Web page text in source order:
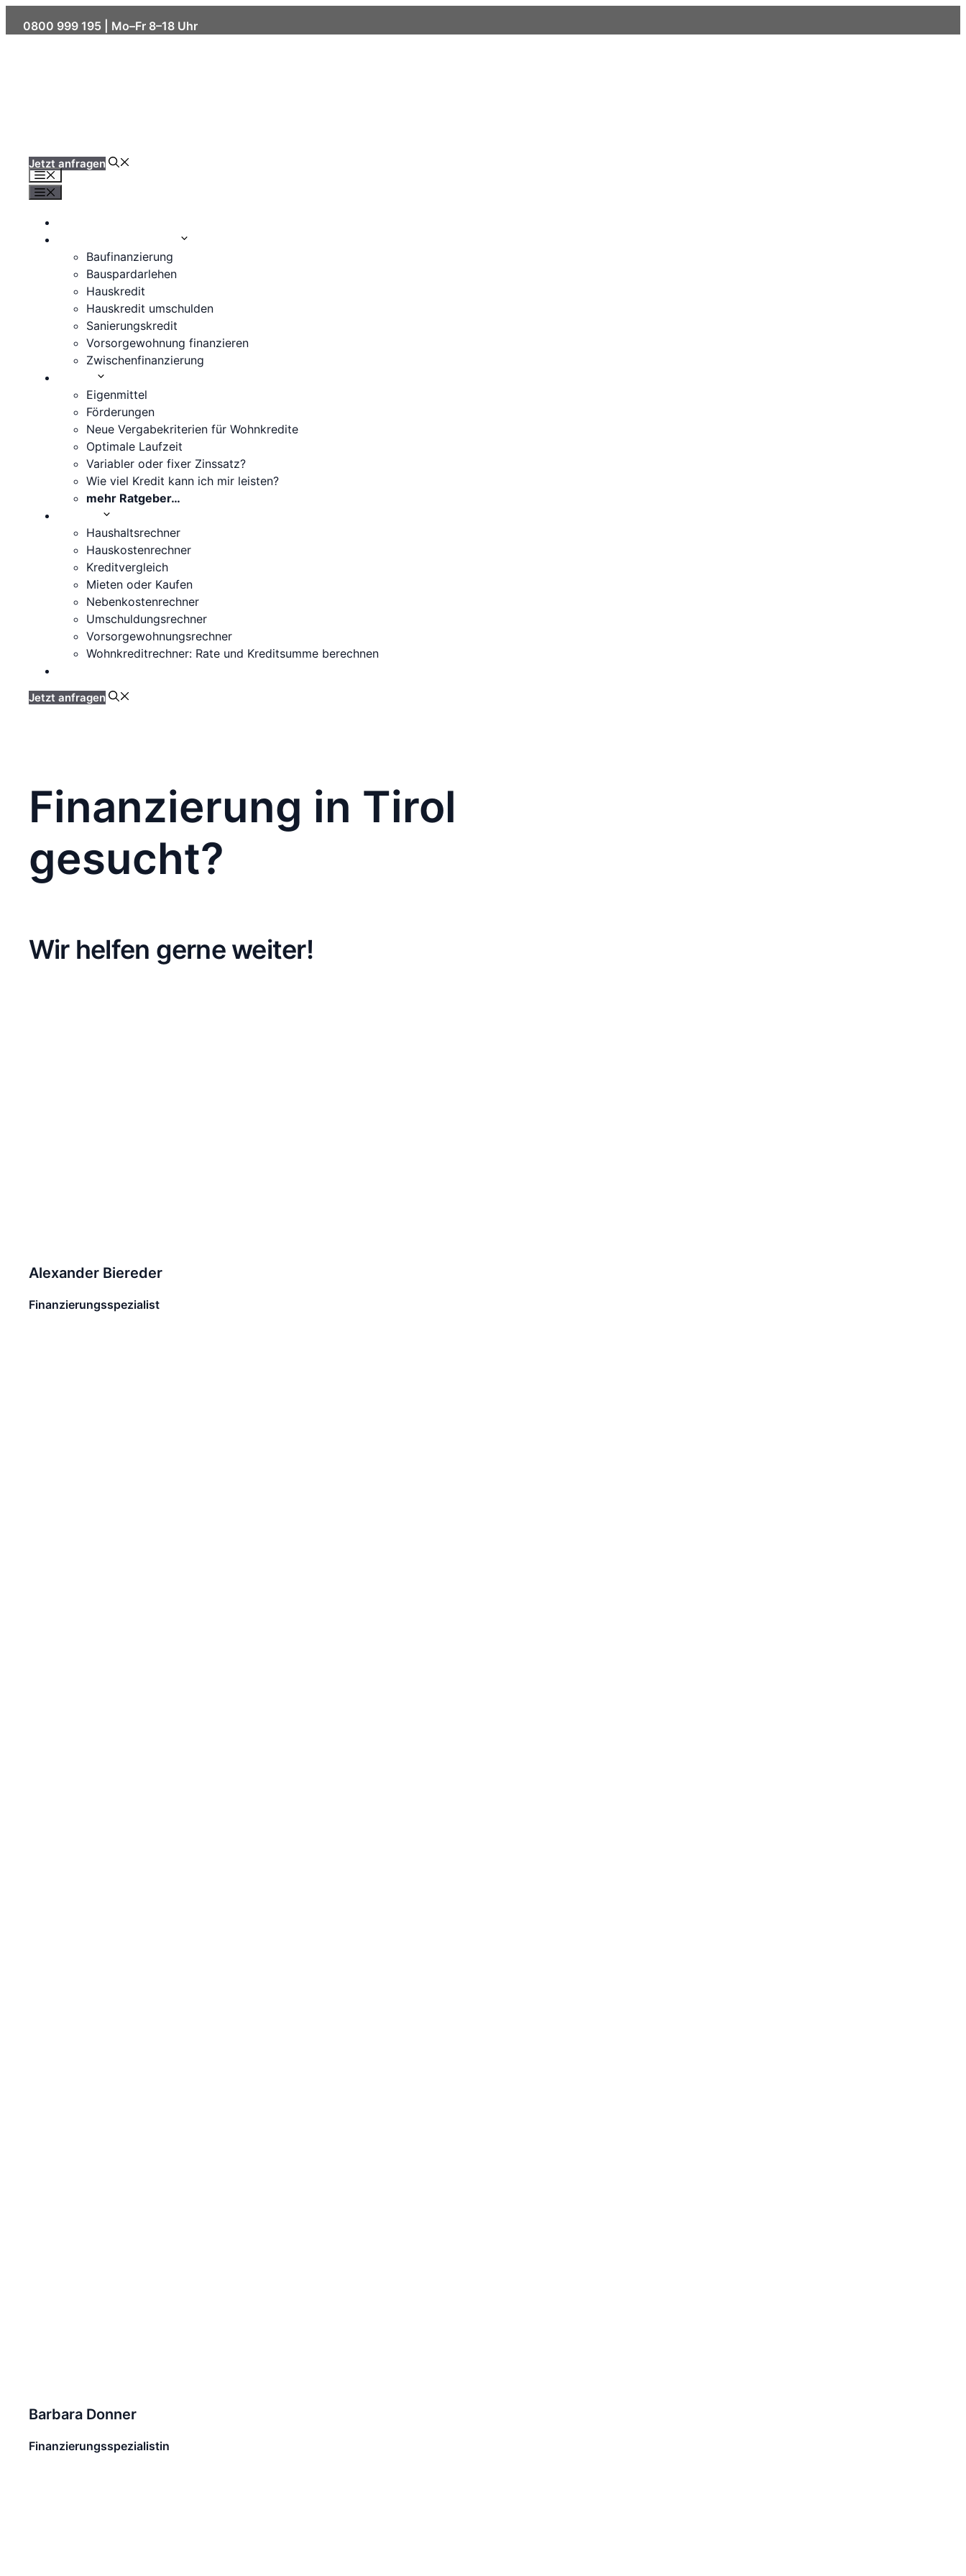
to 0800 999 195 | Mo–Fr 8–18 Uhr
Jetzt anfragen
Menu
Menu
Baufinanzierung
Bauspardarlehen
Hauskredit
Hauskredit umschulden
Sanierungskredit
Vorsorgewohnung finanzieren
Zwischenfinanzierung
Eigenmittel
Förderungen
Neue Vergabekriterien für Wohnkredite
Optimale Laufzeit
Variabler oder fixer Zinssatz?
Wie viel Kredit kann ich mir leisten?
mehr Ratgeber…
Haushaltsrechner
Hauskostenrechner
Kreditvergleich
Mieten oder Kaufen
Nebenkostenrechner
Umschuldungsrechner
Vorsorgewohnungsrechner
Wohnkreditrechner: Rate und Kreditsumme berechnen
Jetzt anfragen
Finanzierung in Tirol
gesucht?
Wir helfen gerne weiter!
Alexander Biereder
Finanzierungsspezialist
Barbara Donner
Finanzierungsspezialistin